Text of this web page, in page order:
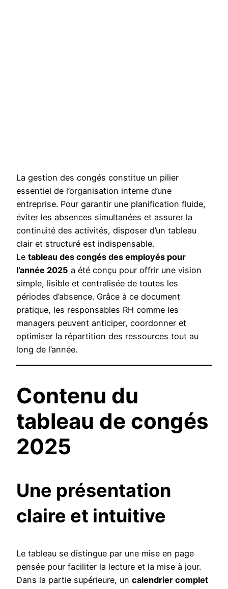
La gestion des congés constitue un pilier
essentiel de l’organisation interne d’une
entreprise. Pour garantir une planification fluide,
éviter les absences simultanées et assurer la
continuité des activités, disposer d’un tableau
clair et structuré est indispensable.
Le tableau des congés des employés pour
l’année 2025 a été conçu pour offrir une vision
simple, lisible et centralisée de toutes les
périodes d’absence. Grâce à ce document
pratique, les responsables RH comme les
managers peuvent anticiper, coordonner et
optimiser la répartition des ressources tout au
long de l’année.
Contenu du
tableau de congés
2025
Une présentation
claire et intuitive
Le tableau se distingue par une mise en page
pensée pour faciliter la lecture et la mise à jour.
Dans la partie supérieure, un calendrier complet